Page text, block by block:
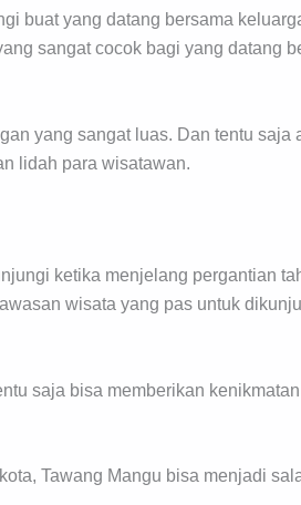
buat yang datang bersama
sangat cocok bagi yang datang
yang sangat luas. Dan tentu saja
lidah para wisatawan.
ketika menjelang pergantian
wisata yang pas untuk
saja bisa memberikan
Tawang Mangu bisa menjadi